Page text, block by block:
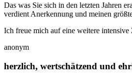
Das was Sie sich in den letzten Jahren
verdient Anerkennung und meinen
Ich freue mich auf eine weitere intensive
anonym
herzlich, wertschätzend und